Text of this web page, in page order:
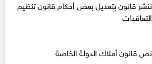
ننشر قانون بتعديل بعض أحكام قانون تنظيم
التعاقدات
نص قانون أملاك الدولة الخاصة